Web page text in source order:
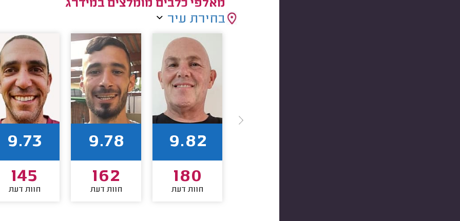
מאלפי כלבים מומלצים במידרג
בחירת עיר
9.82
180
חוות דעת
9.78
162
חוות דעת
9.73
145
חוות דעת